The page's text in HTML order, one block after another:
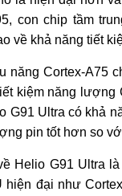
con chip tầm
về khả năng tiết
năng Cortex-A75
kiệm năng lượng
G91 Ultra có khả
pin tốt hơn so
Helio G91 Ultra
hiện đại như